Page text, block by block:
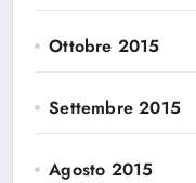
Ottobre 2015
Settembre 2015
Agosto 2015